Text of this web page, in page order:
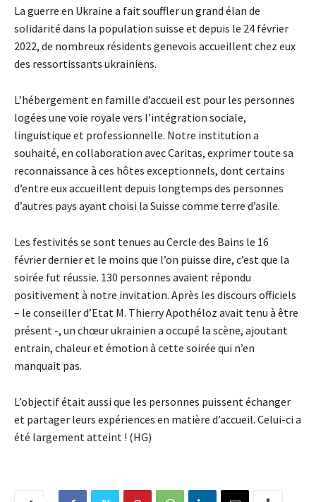
La guerre en Ukraine a fait souffler un grand élan de
solidarité dans la population suisse et depuis le 24 février
2022, de nombreux résidents genevois accueillent chez eux
des ressortissants ukrainiens.
L’hébergement en famille d’accueil est pour les personnes
logées une voie royale vers l’intégration sociale,
linguistique et professionnelle. Notre institution a
souhaité, en collaboration avec Caritas, exprimer toute sa
reconnaissance à ces hôtes exceptionnels, dont certains
d’entre eux accueillent depuis longtemps des personnes
d’autres pays ayant choisi la Suisse comme terre d’asile.
Les festivités se sont tenues au Cercle des Bains le 16
février dernier et le moins que l’on puisse dire, c’est que la
soirée fut réussie. 130 personnes avaient répondu
positivement à notre invitation. Après les discours officiels
– le conseiller d’Etat M. Thierry Apothéloz avait tenu à être
présent -, un chœur ukrainien a occupé la scène, ajoutant
entrain, chaleur et émotion à cette soirée qui n’en
manquait pas.
L’objectif était aussi que les personnes puissent échanger
et partager leurs expériences en matière d’accueil. Celui-ci a
été largement atteint ! (HG)